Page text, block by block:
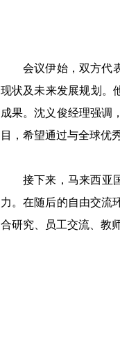
会议伊始，双方代
现状及未来发展规划。
成果。沈义俊经理强调
目，希望通过与全球优
接下来，马来西亚
力。在随后的自由交流
合研究、员工交流、教